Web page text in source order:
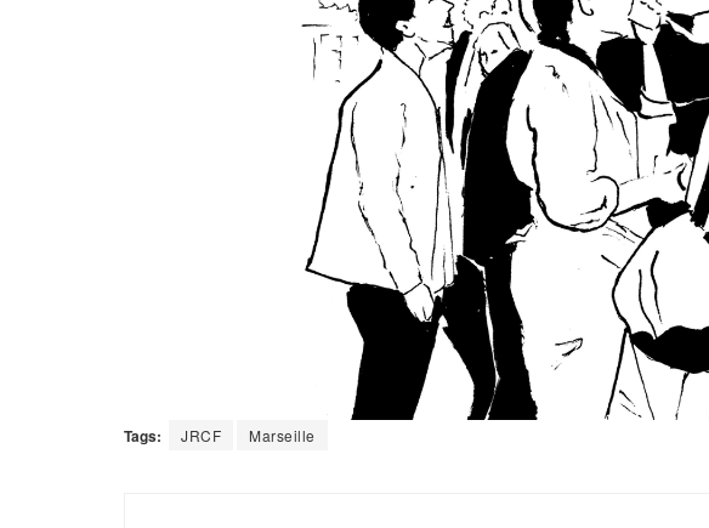
Tags: JRCF Marseille